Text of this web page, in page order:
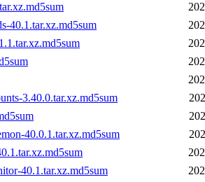
40.1.tar.xz.md5sum
3.40.0.tar.xz.md5sum
40.0.1.tar.xz.md5sum
40.1.tar.xz.md5sum